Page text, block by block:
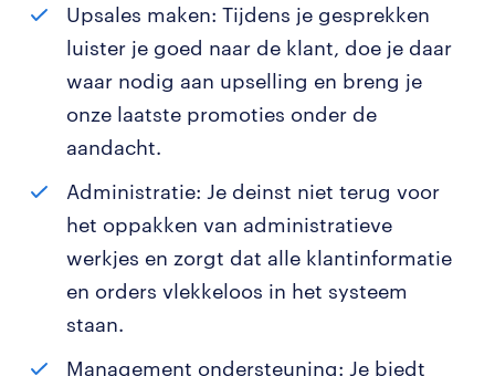
Upsales maken: Tijdens je gesprekken
luister je goed naar de klant, doe je daar
waar nodig aan upselling en breng je
onze laatste promoties onder de
aandacht.
Administratie: Je deinst niet terug voor
het oppakken van administratieve
werkjes en zorgt dat alle klantinformatie
en orders vlekkeloos in het systeem
staan.
Management ondersteuning: Je biedt